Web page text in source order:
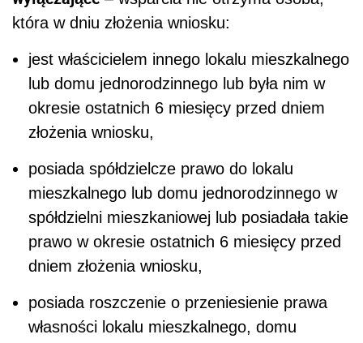
która w dniu złożenia wniosku:
jest właścicielem innego lokalu mieszkalnego
lub domu jednorodzinnego lub była nim w
okresie ostatnich 6 miesięcy przed dniem
złożenia wniosku,
posiada spółdzielcze prawo do lokalu
mieszkalnego lub domu jednorodzinnego w
spółdzielni mieszkaniowej lub posiadała takie
prawo w okresie ostatnich 6 miesięcy przed
dniem złożenia wniosku,
posiada roszczenie o przeniesienie prawa
własności lokalu mieszkalnego, domu